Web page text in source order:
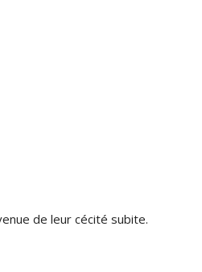
de leur cécité subite.